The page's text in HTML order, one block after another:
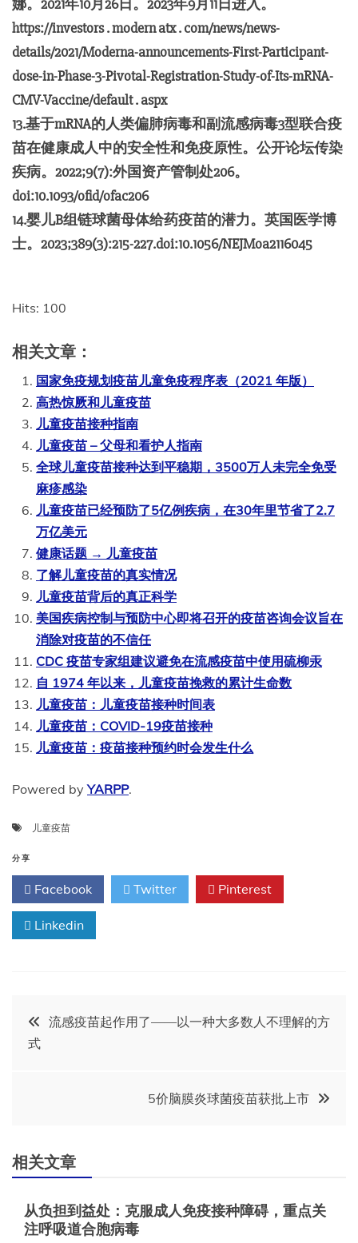
娜。2021年10月26日。2023年9月11日进入。
https://investors . modern atx . com/news/news-
details/2021/Moderna-announcements-First-Participant-
dose-in-Phase-3-Pivotal-Registration-Study-of-Its-mRNA-
CMV-Vaccine/default . aspx
13.基于mRNA的人类偏肺病毒和副流感病毒3型联合疫
苗在健康成人中的安全性和免疫原性。公开论坛传染
疾病。2022;9(7):外国资产管制处206。
doi:10.1093/ofid/ofac206
14.婴儿B组链球菌母体给药疫苗的潜力。英国医学博
士。2023;389(3):215-227.doi:10.1056/NEJMoa2116045
Hits: 100
相关文章：
国家免疫规划疫苗儿童免疫程序表（2021 年版）
高热惊厥和儿童疫苗
儿童疫苗接种指南
儿童疫苗 – 父母和看护人指南
全球儿童疫苗接种达到平稳期，3500万人未完全免受
麻疹感染
儿童疫苗已经预防了5亿例疾病，在30年里节省了2.7
万亿美元
健康话题 → 儿童疫苗
了解儿童疫苗的真实情况
儿童疫苗背后的真正科学
美国疾病控制与预防中心即将召开的疫苗咨询会议旨在
消除对疫苗的不信任
CDC 疫苗专家组建议避免在流感疫苗中使用硫柳汞
自 1974 年以来，儿童疫苗挽救的累计生命数
儿童疫苗：儿童疫苗接种时间表
儿童疫苗：COVID-19疫苗接种
儿童疫苗：疫苗接种预约时会发生什么
Powered byYARPP.
儿童疫苗
分享
Facebook Twitter Pinterest
Linkedin
文
章
航
流感疫苗起作用了——以一种大多数人不理解的方
式
5价脑膜炎球菌疫苗获批上市
相关文章
从负担到益处：克服成人免疫接种障碍，重点关
注呼吸道合胞病毒